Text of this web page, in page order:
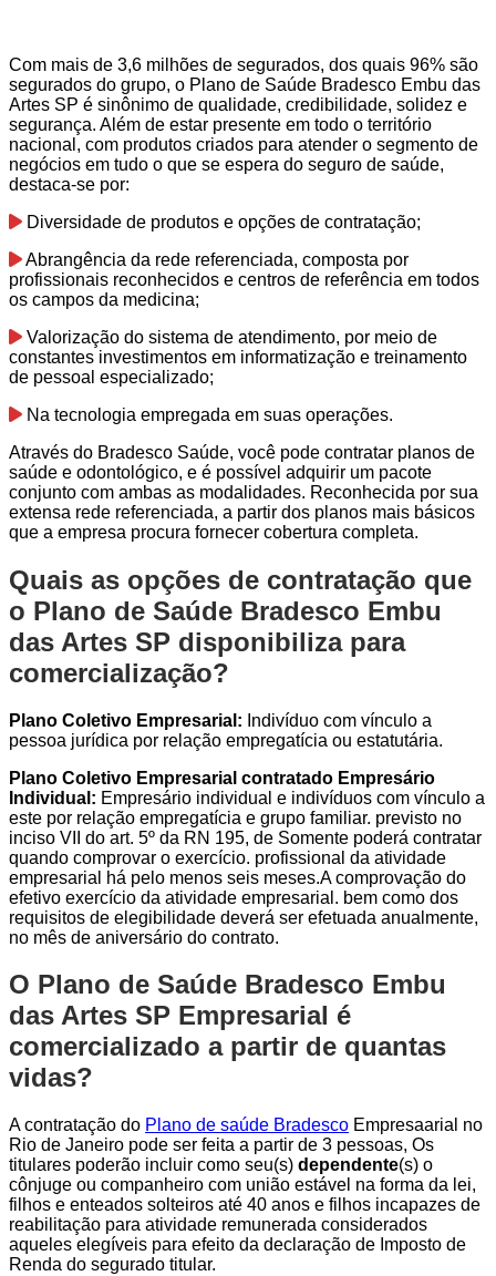
Com mais de 3,6 milhões de segurados, dos quais 96% são
segurados do grupo, o Plano de Saúde Bradesco Embu das
Artes SP é sinônimo de qualidade, credibilidade, solidez e
segurança. Além de estar presente em todo o território
nacional, com produtos criados para atender o segmento de
negócios em tudo o que se espera do seguro de saúde,
destaca-se por:
Diversidade de produtos e opções de contratação;
Abrangência da rede referenciada, composta por
profissionais reconhecidos e centros de referência em todos
os campos da medicina;
Valorização do sistema de atendimento, por meio de
constantes investimentos em informatização e treinamento
de pessoal especializado;
Na tecnologia empregada em suas operações.
Através do Bradesco Saúde, você pode contratar planos de
saúde e odontológico, e é possível adquirir um pacote
conjunto com ambas as modalidades. Reconhecida por sua
extensa rede referenciada, a partir dos planos mais básicos
que a empresa procura fornecer cobertura completa.
Quais as opções de contratação que
o Plano de Saúde Bradesco Embu
das Artes SP disponibiliza para
comercialização?
Plano Coletivo Empresarial: Indivíduo com vínculo a
pessoa jurídica por relação empregatícia ou estatutária.
Plano Coletivo Empresarial contratado Empresário
Individual: Empresário individual e indivíduos com vínculo a
este por relação empregatícia e grupo familiar. previsto no
inciso VII do art. 5º da RN 195, de Somente poderá contratar
quando comprovar o exercício. profissional da atividade
empresarial há pelo menos seis meses.A comprovação do
efetivo exercício da atividade empresarial. bem como dos
requisitos de elegibilidade deverá ser efetuada anualmente,
no mês de aniversário do contrato.
O Plano de Saúde Bradesco Embu
das Artes SP Empresarial é
comercializado a partir de quantas
vidas?
A contratação do Plano de saúde Bradesco Empresaarial no
Rio de Janeiro pode ser feita a partir de 3 pessoas, Os
titulares poderão incluir como seu(s) dependente(s) o
cônjuge ou companheiro com união estável na forma da lei,
filhos e enteados solteiros até 40 anos e filhos incapazes de
reabilitação para atividade remunerada considerados
aqueles elegíveis para efeito da declaração de Imposto de
Renda do segurado titular.